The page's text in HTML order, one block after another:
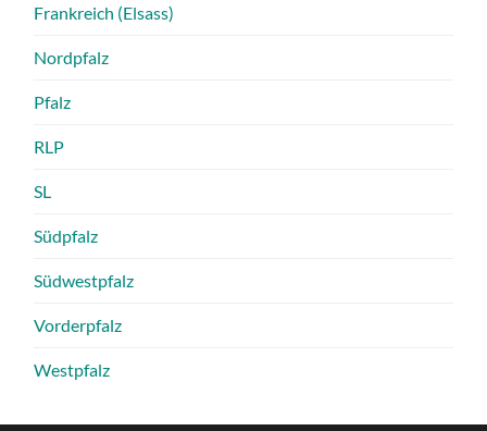
Frankreich (Elsass)
Nordpfalz
Pfalz
RLP
SL
Südpfalz
Südwestpfalz
Vorderpfalz
Westpfalz